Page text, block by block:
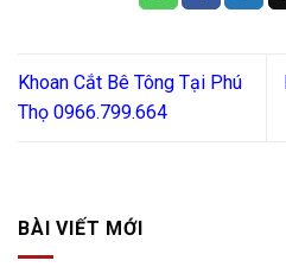
Khoan Cắt Bê Tông Tại Phú
Thọ 0966.799.664
BÀI VIẾT MỚI